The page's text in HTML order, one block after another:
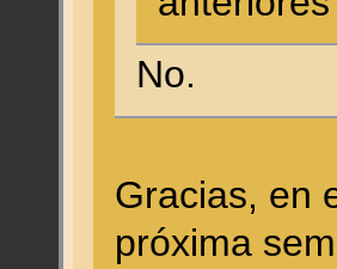
No.
Gracias, en
próxima